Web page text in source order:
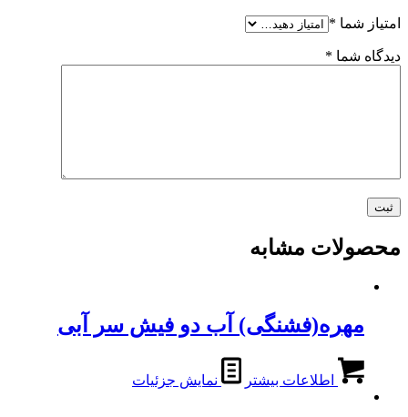
امتیاز شما *
دیدگاه شما *
محصولات مشابه
مهره(فشنگی) آب دو فیش سر آبی
اطلاعات بیشتر نمایش جزئیات